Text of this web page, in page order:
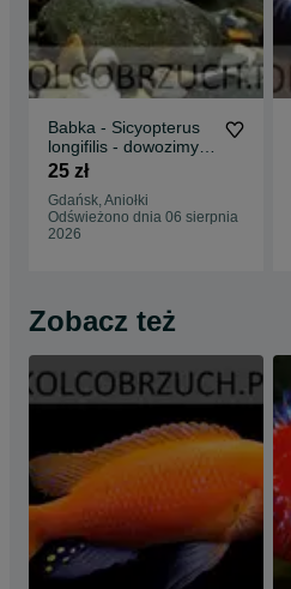
Babka - Sicyopterus
longifilis - dowozimy,
wysyłamy
25 zł
Gdańsk, Aniołki
Odświeżono dnia 06 sierpnia
2026
Zobacz też